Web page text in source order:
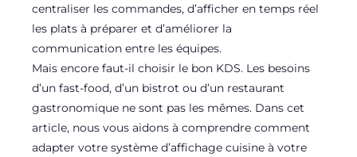
centraliser les commandes, d’afficher en temps réel
les plats à préparer et d’améliorer la
communication entre les équipes.
Mais encore faut-il choisir le bon KDS. Les besoins
d’un fast-food, d’un bistrot ou d’un restaurant
gastronomique ne sont pas les mêmes. Dans cet
article, nous vous aidons à comprendre comment
adapter votre système d’affichage cuisine à votre